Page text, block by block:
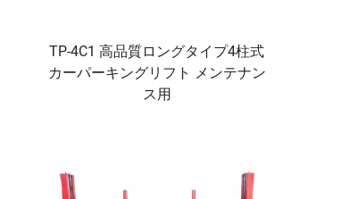
TP-4C1 高品質ロングタイプ4柱式
カーパーキングリフト メンテナン
ス用